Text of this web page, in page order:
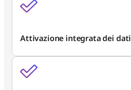
Attivazione integrata dei dati